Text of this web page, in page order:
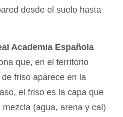
desde el suelo hasta
Academia Española
que, en el territorio
friso aparece en la
el friso es la capa que
(agua, arena y cal)